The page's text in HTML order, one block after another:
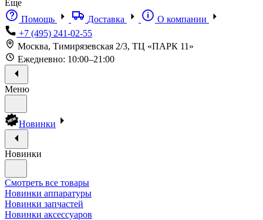
Еще
Помощь
Доставка
О компании
+7 (495) 241-02-55
Москва, Тимирязевская 2/3, ТЦ «ПАРК 11»
Ежедневно: 10:00–21:00
Меню
Новинки
Новинки
Смотреть все товары
Новинки аппаратуры
Новинки запчастей
Новинки аксессуаров